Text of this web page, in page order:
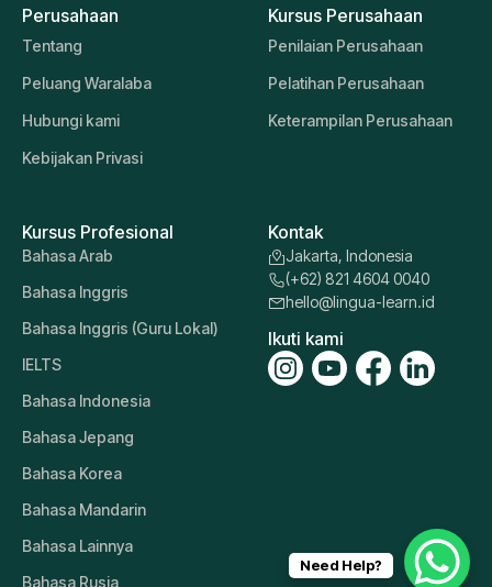
Perusahaan
Tentang
Peluang Waralaba
Hubungi kami
Kebijakan Privasi
Kursus Perusahaan
Penilaian Perusahaan
Pelatihan Perusahaan
Keterampilan Perusahaan
Kursus Profesional
Bahasa Arab
Bahasa Inggris
Bahasa Inggris (Guru Lokal)
IELTS
Bahasa Indonesia
Bahasa Jepang
Bahasa Korea
Bahasa Mandarin
Bahasa Lainnya
Bahasa Rusia
Kontak
Jakarta, Indonesia
(+62) 821 4604 0040
hello@lingua-learn.id
Ikuti kami
Need Help?